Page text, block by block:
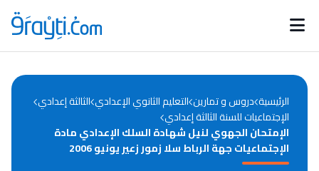
Catégories
d'actualités
Annonces bourses
الرئيسية دروس و تمارين التعليم الثانوي الإعدادي الثالثة إعدادي
الإجتماعيات للسنة الثالثة إعدادي
الإمتحان الجهوي لنيل شهادة السلك الإعدادي مادة
الإجتماعيات جهة الرباط سلا زمور زعير يونيو 2006